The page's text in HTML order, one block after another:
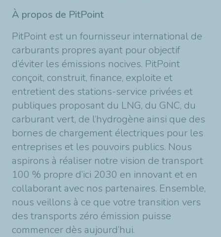
À propos de PitPoint
PitPoint est un fournisseur international de
carburants propres ayant pour objectif
d’éviter les émissions nocives. PitPoint
conçoit, construit, finance, exploite et
entretient des stations-service privées et
publiques proposant du LNG, du GNC, du
carburant vert, de l’hydrogène ainsi que des
bornes de chargement électriques pour les
entreprises et les pouvoirs publics. Nous
aspirons à réaliser notre vision de transport
100 % propre d’ici 2030 en innovant et en
collaborant avec nos partenaires. Ensemble,
nous veillons à ce que votre transition vers
des transports zéro émission puisse
commencer dès aujourd’hui.